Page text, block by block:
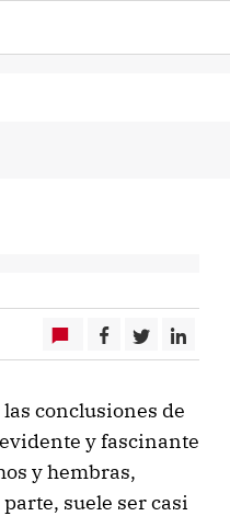
conclusiones de
y fascinante
y hembras,
suele ser casi